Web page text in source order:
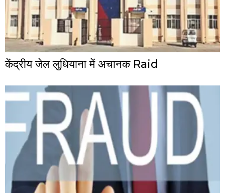
केंद्रीय जेल लुधियाना में अचानक Raid